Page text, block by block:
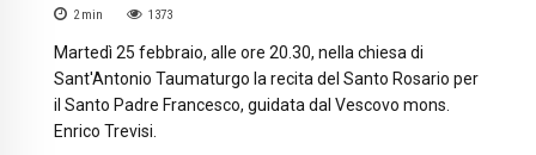
2 min 1373
Martedì 25 febbraio, alle ore 20.30, nella chiesa di
Sant'Antonio Taumaturgo la recita del Santo Rosario per
il Santo Padre Francesco, guidata dal Vescovo mons.
Enrico Trevisi.